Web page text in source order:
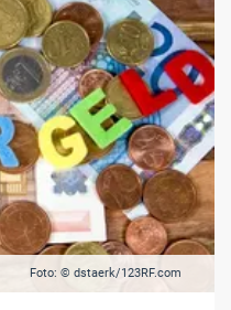
Foto: © dstaerk/123RF.com